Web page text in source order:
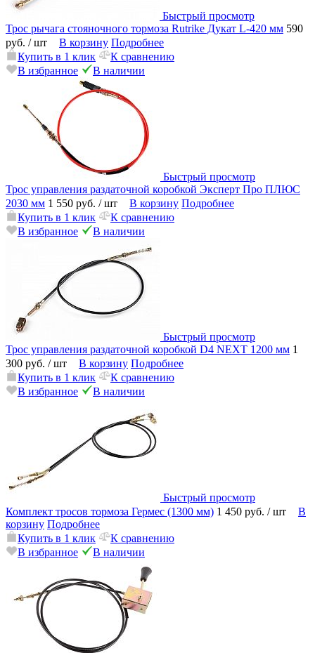
Быстрый просмотр
Трос рычага стояночного тормоза Rutrike Дукат L-420 мм 590
руб. / шт В корзину Подробнее
Купить в 1 клик
К сравнению
В избранное
В наличии
Быстрый просмотр
Трос управления раздаточной коробкой Эксперт Про ПЛЮС
2030 мм 1 550 руб. / шт В корзину Подробнее
Купить в 1 клик
К сравнению
В избранное
В наличии
Быстрый просмотр
Трос управления раздаточной коробкой D4 NEXT 1200 мм 1
300 руб. / шт В корзину Подробнее
Купить в 1 клик
К сравнению
В избранное
В наличии
Быстрый просмотр
Комплект тросов тормоза Гермес (1300 мм) 1 450 руб. / шт
В
корзину Подробнее
Купить в 1 клик
К сравнению
В избранное
В наличии